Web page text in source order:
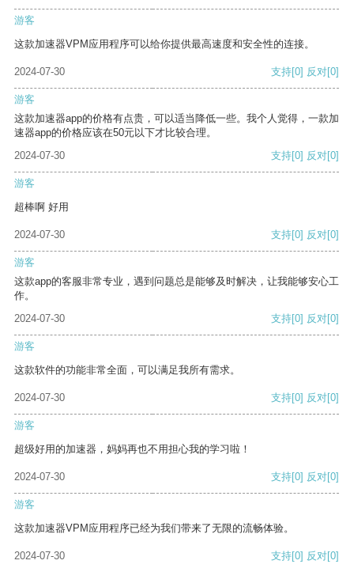
游客
这款加速器VPM应用程序可以给你提供最高速度和安全性的连接。
2024-07-30 支持[0] 反对[0]
游客
这款加速器app的价格有点贵，可以适当降低一些。我个人觉得，一款加
速器app的价格应该在50元以下才比较合理。
2024-07-30
支持[0] 反对[0]
游客
超棒啊 好用
2024-07-30 支持[0] 反对[0]
游客
这款app的客服非常专业，遇到问题总是能够及时解决，让我能够安心工
作。
2024-07-30
支持[0] 反对[0]
游客
这款软件的功能非常全面，可以满足我所有需求。
2024-07-30 支持[0] 反对[0]
游客
超级好用的加速器，妈妈再也不用担心我的学习啦！
2024-07-30 支持[0] 反对[0]
游客
这款加速器VPM应用程序已经为我们带来了无限的流畅体验。
2024-07-30 支持[0] 反对[0]